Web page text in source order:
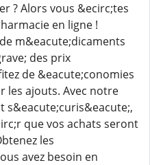
? Alors vous &ecirc;tes
en ligne !
m&eacute;dicaments
des prix
de &eacute;conomies
les ajouts. Avec notre
s&eacute;curis&eacute;,
que vos achats seront
les
avez besoin en